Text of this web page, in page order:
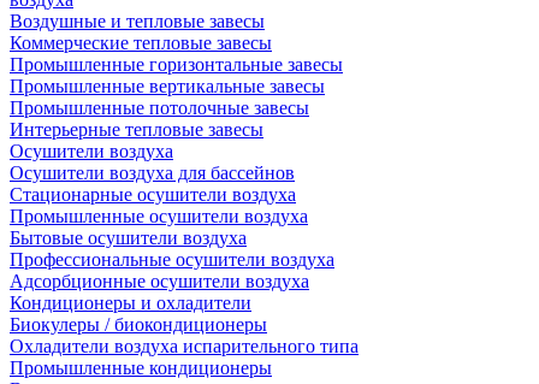
Воздушные и тепловые завесы
Коммерческие тепловые завесы
Промышленные горизонтальные завесы
Промышленные вертикальные завесы
Промышленные потолочные завесы
Интерьерные тепловые завесы
Осушители воздуха
Осушители воздуха для бассейнов
Стационарные осушители воздуха
Промышленные осушители воздуха
Бытовые осушители воздуха
Профессиональные осушители воздуха
Адсорбционные осушители воздуха
Кондиционеры и охладители
Биокулеры / биокондиционеры
Охладители воздуха испарительного типа
Промышленные кондиционеры